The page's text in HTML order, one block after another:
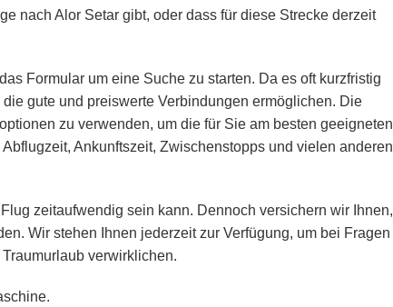
nach Alor Setar gibt, oder dass für diese Strecke derzeit
Formular um eine Suche zu starten. Da es oft kurzfristig
gute und preiswerte Verbindungen ermöglichen. Die
zu verwenden, um die für Sie am besten geeigneten
Ankunftszeit, Zwischenstopps und vielen anderen
zeitaufwendig sein kann. Dennoch versichern wir Ihnen,
Wir stehen Ihnen jederzeit zur Verfügung, um bei Fragen
verwirklichen.